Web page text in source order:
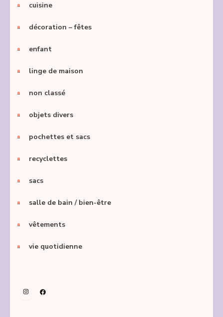
cuisine
décoration – fêtes
enfant
linge de maison
non classé
objets divers
pochettes et sacs
recyclettes
sacs
salle de bain / bien-être
vêtements
vie quotidienne
InstagramFacebook